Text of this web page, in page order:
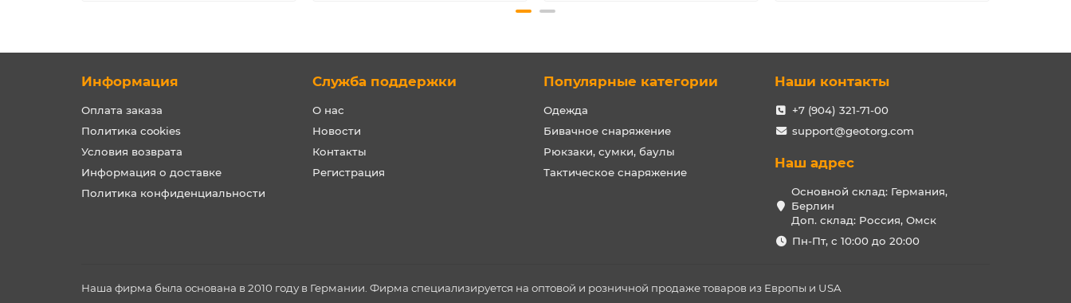
Информация
Оплата заказа
Политика cookies
Условия возврата
Информация о доставке
Политика конфиденциальности
Служба поддержки
О нас
Новости
Контакты
Регистрация
Популярные категории
Одежда
Бивачное снаряжение
Рюкзаки, сумки, баулы
Тактическое снаряжение
Наши контакты
+7 (904) 321-71-00
support@geotorg.com
Наш адрес
Основной склад: Германия,
Берлин
Доп. склад: Россия, Омск
Пн-Пт, с 10:00 до 20:00
Наша фирма была основана в 2010 году в Германии. Фирма специализируется на оптовой и розничной продаже товаров из Европы и USA